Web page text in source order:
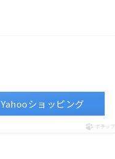
Yahooショッピング
ポチップ